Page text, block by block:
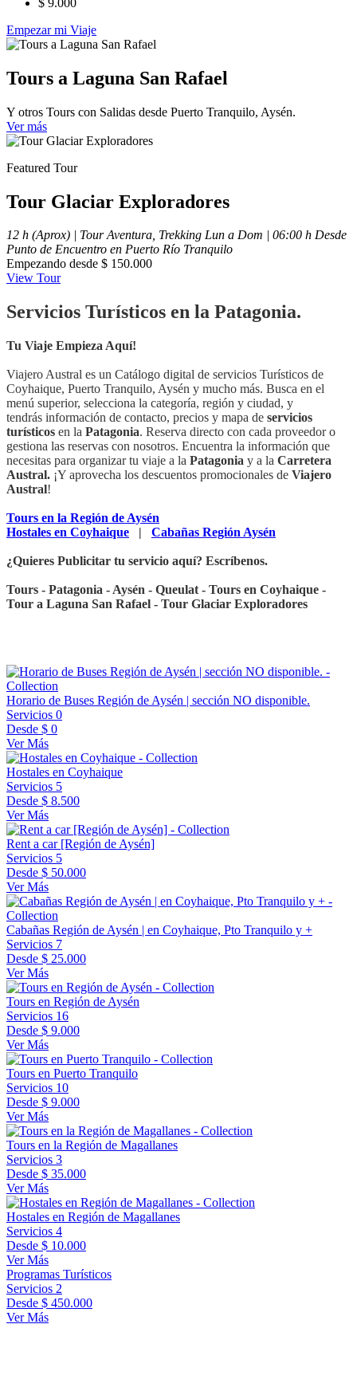
Empezar mi Viaje
Tours a Laguna San Rafael
Y otros Tours con Salidas desde Puerto Tranquilo, Aysén.
Ver más
Featured Tour
Tour Glaciar Exploradores
12 h (Aprox) | Tour Aventura, Trekking Lun a Dom | 06:00 h Desde
Punto de Encuentro en Puerto Río Tranquilo
Empezando desde $ 150.000
View Tour
Servicios Turísticos en la Patagonia.
Tu Viaje Empieza Aquí!
Viajero Austral es un Catálogo digital de servicios Turísticos de
Coyhaique, Puerto Tranquilo, Aysén y mucho más. Busca en el
menú superior, selecciona la categoría, región y ciudad, y
tendrás información de contacto, precios y mapa de servicios
turísticos en la Patagonia. Reserva directo con cada proveedor o
gestiona las reservas con nosotros. Encuentra la información que
necesitas para organizar tu viaje a la Patagonia y a la Carretera
Austral. ¡Y aprovecha los descuentos promocionales de Viajero
Austral!
Tours en la Región de Aysén
Hostales en Coyhaique | Cabañas Región Aysén
¿Quieres Publicitar tu servicio aquí? Escríbenos.
Tours - Patagonia - Aysén - Queulat - Tours en Coyhaique -
Tour a Laguna San Rafael - Tour Glaciar Exploradores
Horario de Buses Región de Aysén | sección NO disponible.
Servicios 0
Desde $ 0
Ver Más
Hostales en Coyhaique
Servicios 5
Desde $ 8.500
Ver Más
Rent a car [Región de Aysén]
Servicios 5
Desde $ 50.000
Ver Más
Cabañas Región de Aysén | en Coyhaique, Pto Tranquilo y +
Servicios 7
Desde $ 25.000
Ver Más
Tours en Región de Aysén
Servicios 16
Desde $ 9.000
Ver Más
Tours en Puerto Tranquilo
Servicios 10
Desde $ 9.000
Ver Más
Tours en la Región de Magallanes
Servicios 3
Desde $ 35.000
Ver Más
Hostales en Región de Magallanes
Servicios 4
Desde $ 10.000
Ver Más
Programas Turísticos
Servicios 2
Desde $ 450.000
Ver Más